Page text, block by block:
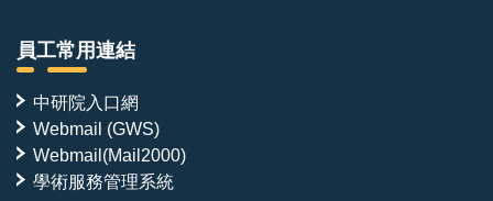
員工常用連結
中研院入口網
Webmail (GWS)
Webmail(Mail2000)
學術服務管理系統